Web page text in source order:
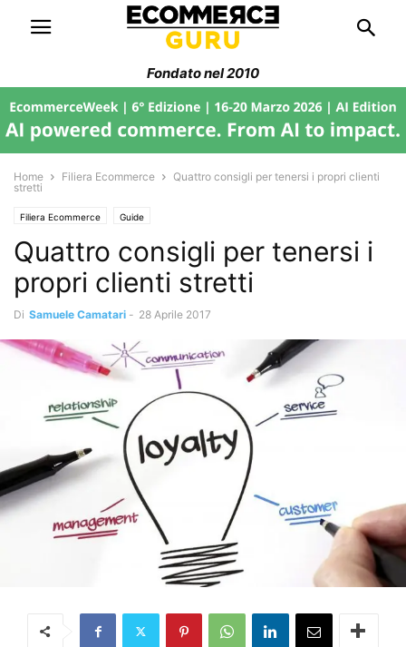
Fondato nel 2010
Home Filiera Ecommerce
Quattro consigli per tenersi i propri clienti
stretti
Filiera Ecommerce Guide
Quattro consigli per tenersi i
propri clienti stretti
Di Samuele Camatari - 28 Aprile 2017